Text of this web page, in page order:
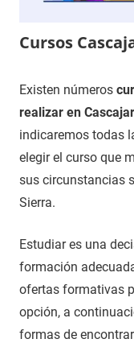
Cursos
27
de
enero
2021
Maria
Cursos
en
Burgos
Existen números
realizar en
indicaremos todas
elegir el curso que
sus circunstancias
Sierra.
Estudiar es una
formación
ofertas formativas
opción, a
formas de